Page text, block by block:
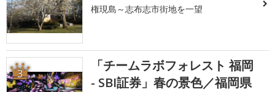
権現島～志布志市街地を一望
3
「チームラボフォレスト 福岡
- SBI証券」春の景色／福岡県